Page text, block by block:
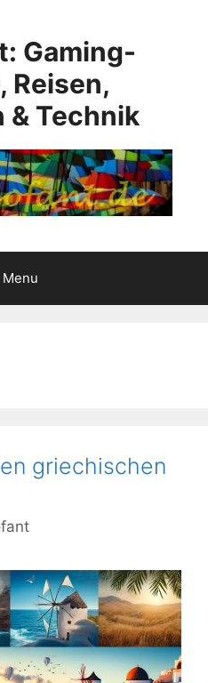
Gaming-
Reisen,
& Technik
Menu
griechischen